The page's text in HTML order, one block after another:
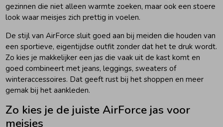
Zomeraccessoires
Kledingaccessoires
Beenmode
Boxpakjes
Rompers
Ondergoed
gezinnen die niet alleen warmte zoeken, maar ook een stoere
look waar meisjes zich prettig in voelen.
De stijl van AirForce sluit goed aan bij meiden die houden van
een sportieve, eigentijdse outfit zonder dat het te druk wordt.
Zo kies je makkelijker een jas die vaak uit de kast komt en
goed combineert met jeans, leggings, sweaters of
winteraccessoires. Dat geeft rust bij het shoppen en meer
gemak bij het aankleden.
Zo kies je de juiste AirForce jas voor
meisjes